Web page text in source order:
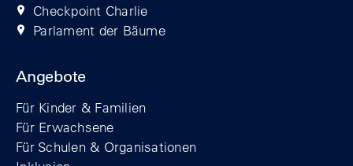
Checkpoint Charlie
Parlament der Bäume
Angebote
Für Kinder & Familien
Für Erwachsene
Für Schulen & Organisationen